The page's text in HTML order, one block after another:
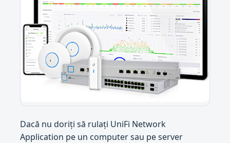
Dacă nu doriți să rulați UniFi Network
Application pe un computer sau pe server